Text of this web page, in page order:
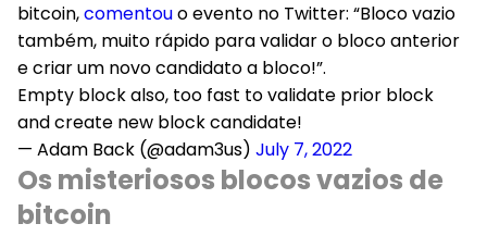
bitcoin,comentouo evento no Twitter: “Bloco vazio
também, muito rápido para validar o bloco anterior
e criar um novo candidato a bloco!”.
Empty block also, too fast to validate prior block
and create new block candidate!
— Adam Back (@adam3us) July 7, 2022
Os misteriosos blocos vazios de
bitcoin